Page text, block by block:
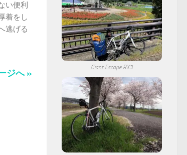
い便利
着をし
逃げる
ジへ »
Giant Escape RX3